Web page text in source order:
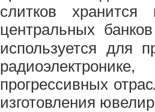
слитков хранится
центральных
используется для
прогрессивных
изготовления